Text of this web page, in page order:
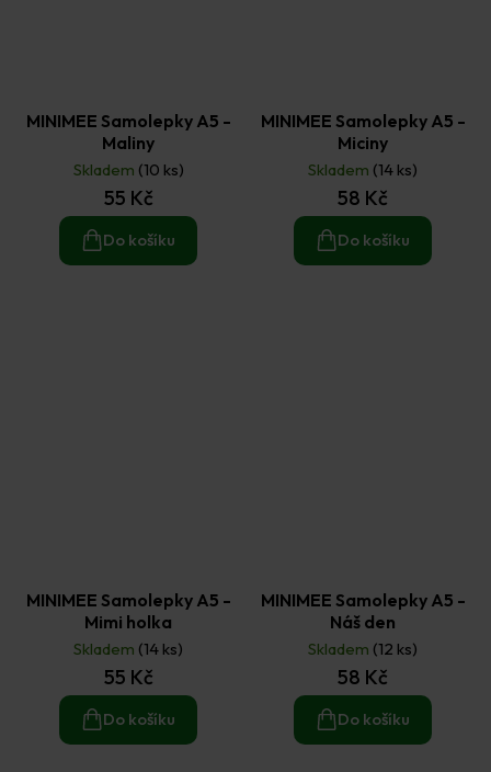
MINIMEE Samolepky A5 -
Maliny
Skladem (10 ks)
55 Kč
Do košíku
MINIMEE Samolepky A5 -
Miciny
Skladem (14 ks)
58 Kč
Do košíku
MINIMEE Samolepky A5 -
Mimi holka
Skladem (14 ks)
55 Kč
Do košíku
MINIMEE Samolepky A5 -
Náš den
Skladem (12 ks)
58 Kč
Do košíku